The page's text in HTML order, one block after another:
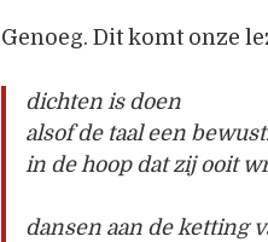
Genoeg. Dit komt onze
dichten is doen
alsof de taal een
in de hoop dat zij ooit
dansen aan de ketting